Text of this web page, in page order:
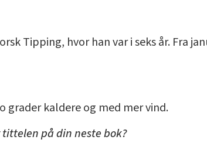
Tipping, hvor han var i seks år. Fra
grader kaldere og med mer vind.
på din neste bok?